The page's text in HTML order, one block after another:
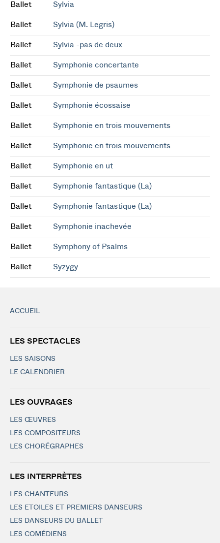
Ballet Sylvia
Ballet Sylvia (M. Legris)
Ballet Sylvia -pas de deux
Ballet Symphonie concertante
Ballet Symphonie de psaumes
Ballet Symphonie écossaise
Ballet Symphonie en trois mouvements
Ballet Symphonie en trois mouvements
Ballet Symphonie en ut
Ballet Symphonie fantastique (La)
Ballet Symphonie fantastique (La)
Ballet Symphonie inachevée
Ballet Symphony of Psalms
Ballet Syzygy
ACCUEIL
LES SPECTACLES
LES SAISONS
LE CALENDRIER
LES OUVRAGES
LES ŒUVRES
LES COMPOSITEURS
LES CHORÉGRAPHES
LES INTERPRÈTES
LES CHANTEURS
LES ETOILES ET PREMIERS DANSEURS
LES DANSEURS DU BALLET
LES COMÉDIENS